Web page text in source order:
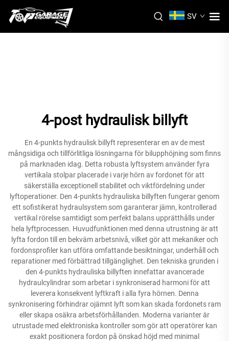
SV
4-post hydraulisk billyft
En 4-punkts hydraulisk billyft representerar en av de mest
mångsidiga och tillförlitliga lösningarna för bilupphöjning som finns
på marknaden idag. Detta robusta lyftsystem använder fyra
vertikala stolpar placerade i varje hörn av fordonet för att
säkerställa exceptionell stabilitet och viktfördelning under
lyftoperationer. Den 4-punkts hydrauliska billyften fungerar genom
ett sofistikerat hydraulsystem som garanterar jämn, kontrollerad
vertikal rörelse samtidigt som perfekt balans upprätthålls under
hela lyftprocessen. Huvudfunktionen med denna utrustning är att
lyfta fordon till en bekväm arbetsnivå, vilket gör att mekaniker och
fordonsprofiler kan utföra omfattande besiktningar, underhåll och
reparationer med förbättrad tillgänglighet. Den tekniska grunden i
den 4-punkts hydrauliska billyften innefattar avancerade
hydraulcylindrar som arbetar i synkroniserad harmoni för att
leverera konsekvent lyftkraft i alla fyra hörnen. Denna
synkronisering förhindrar ojämnt lyft som kan skada fordonets ram
eller skapa osäkra arbetsförhållanden. Moderna varianter är
utrustade med elektroniska kontroller som gör att operatörer kan
exakt positionera fordon på önskad höjd med minimal